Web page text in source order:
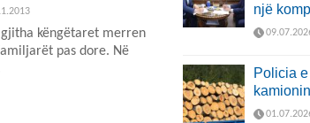
këngëtaret merren
pas dore. Në
një
Policia